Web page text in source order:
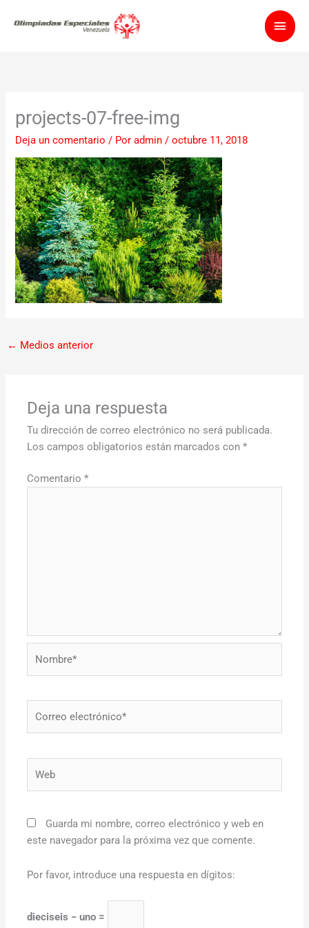
projects-07-free-img
Deja un comentario / Poradmin/octubre 11, 2018
← Medios anterior
Deja una respuesta
Tu dirección de correo electrónico no será publicada.
Los campos obligatorios están marcados con*
Comentario*
Guarda mi nombre, correo electrónico y web en
este navegador para la próxima vez que comente.
Por favor, introduce una respuesta en dígitos:
dieciseis − uno =